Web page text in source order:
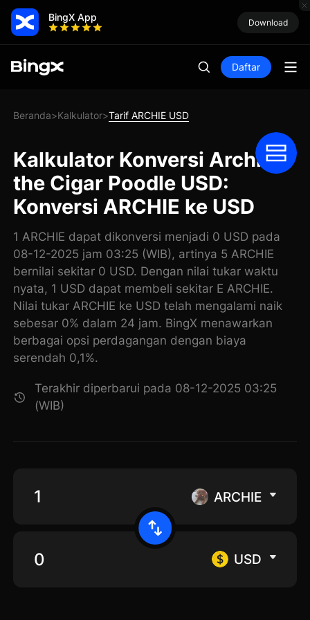
BingX App Download
Daftar
Beranda>Kalkulator>Tarif ARCHIE USD
Kalkulator Konversi Archie
the Cigar Poodle USD:
Konversi ARCHIE ke USD
1 ARCHIE dapat dikonversi menjadi 0 USD pada
08-12-2025 jam 03:25 (WIB), artinya 5 ARCHIE
bernilai sekitar 0 USD. Dengan nilai tukar waktu
nyata, 1 USD dapat membeli sekitar E ARCHIE.
Nilai tukar ARCHIE ke USD telah mengalami naik
sebesar 0% dalam 24 jam. BingX menawarkan
berbagai opsi perdagangan dengan biaya
serendah 0,1%.
Terakhir diperbarui pada 08-12-2025 03:25
(WIB)
ARCHIE
USD